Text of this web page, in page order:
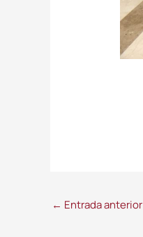
← Entrada anterior